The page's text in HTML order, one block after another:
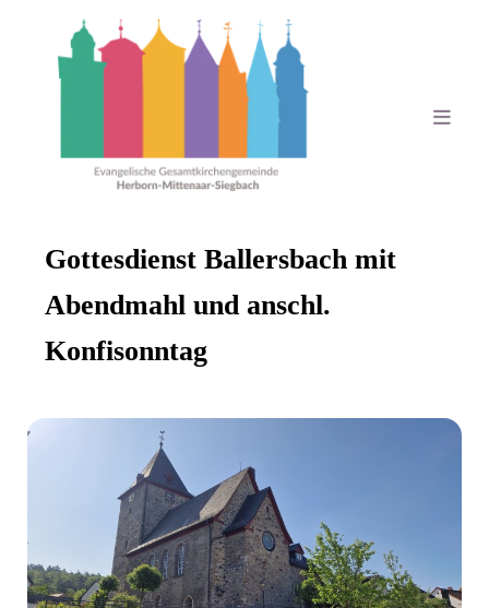
Gottesdienst Ballersbach mit
Abendmahl und anschl.
Konfisonntag